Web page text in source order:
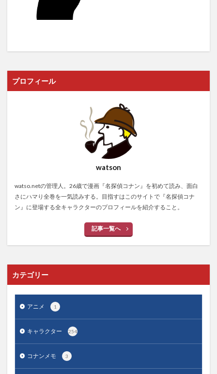
プロフィール
watson
watso.netの管理人。26歳で漫画『名探偵コナン』を初めて読み、面白
さにハマり全巻を一気読みする。目指すはこのサイトで『名探偵コナ
ン』に登場する全キャラクターのプロフィールを紹介すること。
記事一覧へ
カテゴリー
アニメ 1
キャラクター 254
コナンメモ 3